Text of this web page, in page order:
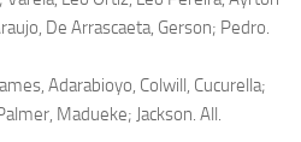
De Arrascaeta, Gerson; Pedro.
Adarabioyo, Colwill, Cucurella;
Madueke; Jackson. All.